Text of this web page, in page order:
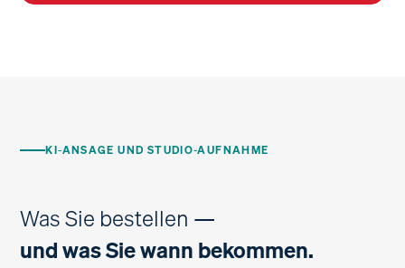
KI-ANSAGE UND STUDIO-AUFNAHME
Was Sie bestellen —
und was Sie wann bekommen.